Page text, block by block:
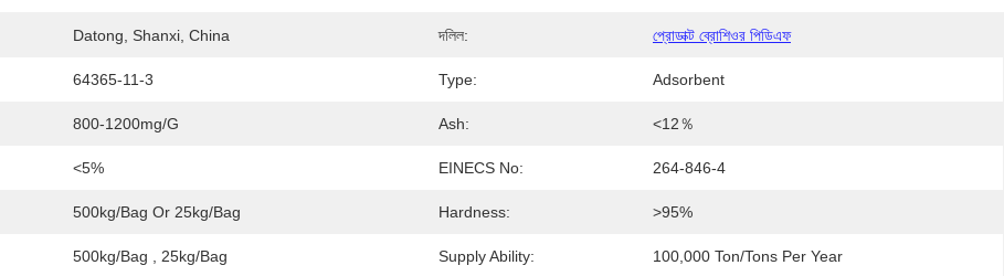
Datong, Shanxi, China দলিল: প্রোডাক্ট ব্রোশিওর পিডিএফ
64365-11-3 Type: Adsorbent
800-1200mg/g Ash: <12％
<5% EINECS No: 264-846-4
500kg/bag Or 25kg/bag Hardness: >95%
500kg/bag , 25kg/bag Supply Ability: 100,000 Ton/Tons Per Year